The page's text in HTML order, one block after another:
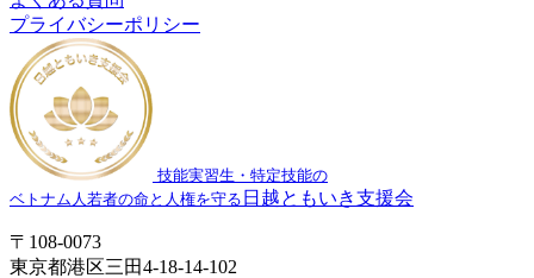
プライバシーポリシー
技能実習生・特定技能の
ベトナム人若者の命と人権を守る 日越ともいき支援会
〒108-0073
東京都港区三田4-18-14-102